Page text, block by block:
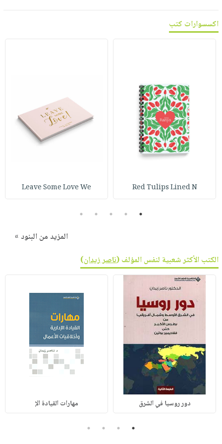
اكسسوارات كتب
Red Tulips Lined N
Leave Some Love We
1
2
3
4
5
المزيد من البنود »
الكتب الأكثر شعبية لنفس المؤلف (ناصر زيدان)
دور روسيا في الشرق مهارات القيادة الإ
1
2
3
4